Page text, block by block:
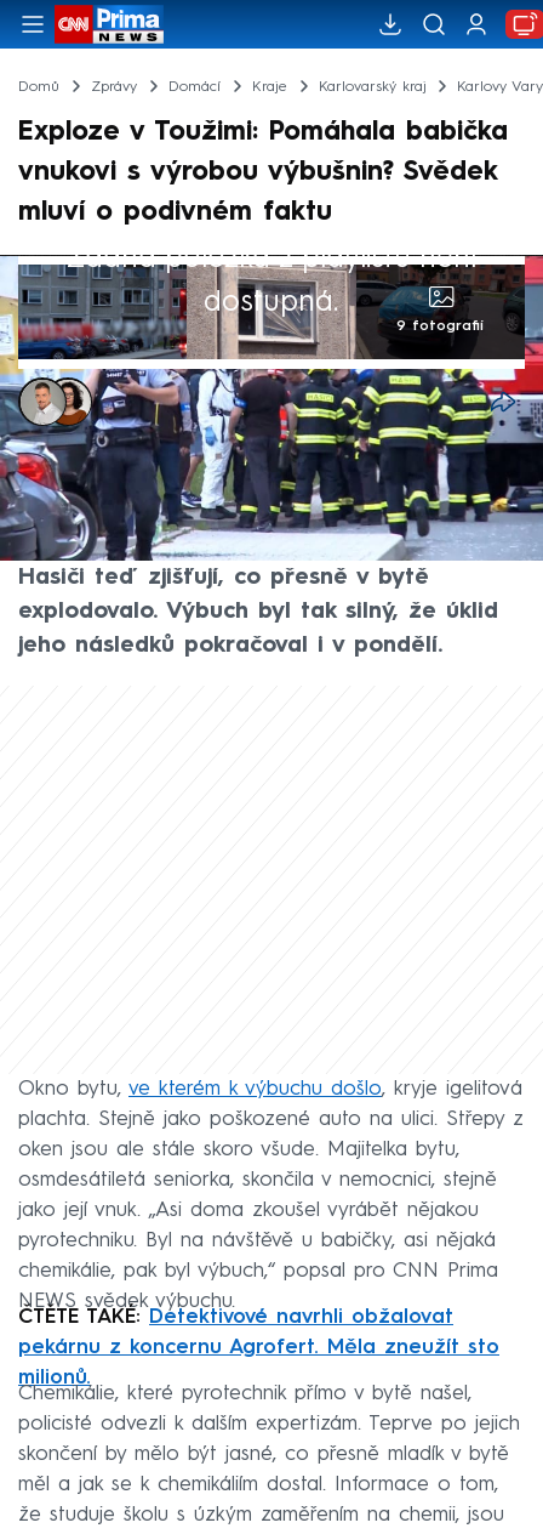
Domů Zprávy Domácí Kraje Karlovarský kraj Karlovy Vary
Exploze v Toužimi: Pomáhala babička
vnukovi s výrobou výbušnin? Svědek
mluví o podivném faktu
Žádná položka z playlistu není
dostupná.
9 fotografií
Tomáš Polák, Karlovy Vary,Dominika Fuchsová
8. čvn 2026, 18:49
Vyšetřování sobotního výbuchu v Toužimi
na Karlovarsku pokračuje. Zraněná a
popálená seniorka zůstává v péči lékařů.
Hasiči teď zjišťují, co přesně v bytě
explodovalo. Výbuch byl tak silný, že úklid
jeho následků pokračoval i v pondělí.
Okno bytu, ve kterém k výbuchu došlo, kryje igelitová
plachta. Stejně jako poškozené auto na ulici. Střepy z
oken jsou ale stále skoro všude. Majitelka bytu,
osmdesátiletá seniorka, skončila v nemocnici, stejně
jako její vnuk. „Asi doma zkoušel vyrábět nějakou
pyrotechniku. Byl na návštěvě u babičky, asi nějaká
chemikálie, pak byl výbuch,“ popsal pro CNN Prima
NEWS svědek výbuchu.
ČTĚTE TAKÉ:
Detektivové navrhli obžalovat
pekárnu z koncernu Agrofert. Měla zneužít sto
milionů.
Chemikálie, které pyrotechnik přímo v bytě našel,
policisté odvezli k dalším expertizám. Teprve po jejich
skončení by mělo být jasné, co přesně mladík v bytě
měl a jak se k chemikáliím dostal. Informace o tom,
že studuje školu s úzkým zaměřením na chemii, jsou